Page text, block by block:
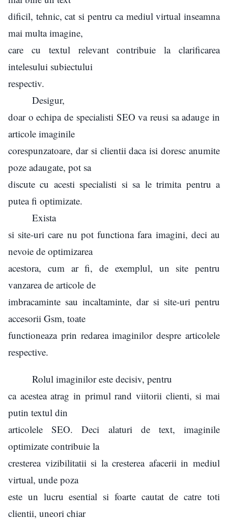
dificil, tehnic, cat si pentru ca mediul virtual inseamna
mai multa imagine,
care cu textul relevant contribuie la clarificarea
intelesului subiectului
respectiv.
Desigur,
doar o echipa de specialisti SEO va reusi sa adauge in
articole imaginile
corespunzatoare, dar si clientii daca isi doresc anumite
poze adaugate, pot sa
discute cu acesti specialisti si sa le trimita pentru a
putea fi optimizate.
Exista
si site-uri care nu pot functiona fara imagini, deci au
nevoie de optimizarea
acestora, cum ar fi, de exemplul, un site pentru
vanzarea de articole de
imbracaminte sau incaltaminte, dar si site-uri pentru
accesorii Gsm, toate
functioneaza prin redarea imaginilor despre articolele
respective.
Rolul imaginilor este decisiv, pentru
ca acestea atrag in primul rand viitorii clienti, si mai
putin textul din
articolele SEO. Deci alaturi de text, imaginile
optimizate contribuie la
cresterea vizibilitatii si la cresterea afacerii in mediul
virtual, unde poza
este un lucru esential si foarte cautat de catre toti
clientii, uneori chiar